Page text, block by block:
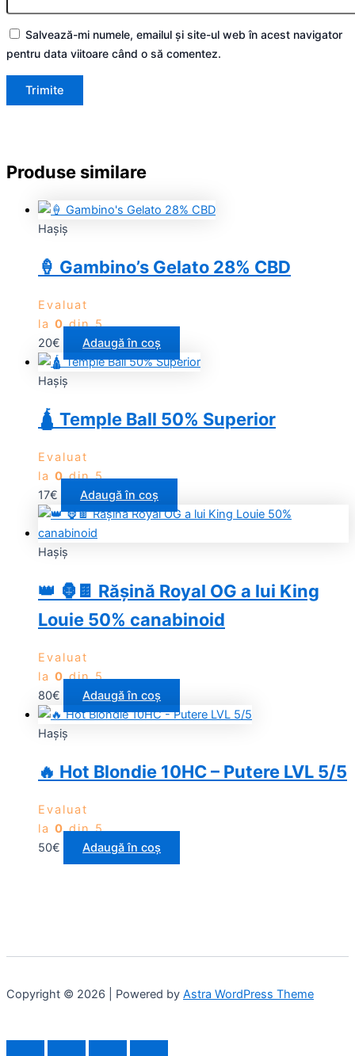
Salvează-mi numele, emailul și site-ul web în acest navigator
pentru data viitoare când o să comentez.
Produse similare
Haşiş
🍦 Gambino’s Gelato 28% CBD
Evaluat
la 0din 5
20€ Adaugă în coș
Haşiş
🛕 Temple Ball 50% Superior
Evaluat
la 0din 5
17€ Adaugă în coș
Haşiş
👑 🦍🍫 Rășină Royal OG a lui King
Louie 50% canabinoid
Evaluat
la 0din 5
80€ Adaugă în coș
Haşiş
🔥 Hot Blondie 10HC – Putere LVL 5/5
Evaluat
la 0din 5
50€ Adaugă în coș
Copyright © 2026 | Powered by Astra WordPress Theme